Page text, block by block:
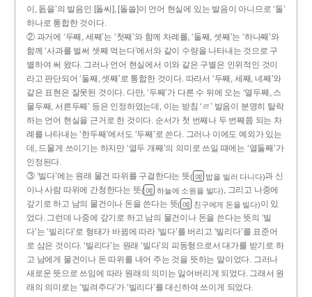
이, 돐을’의 발음인 [돌씨], [돌쓸]이 언어 현실에 있는 발음이 아니므로 ‘돌’
하나로 통합한 것이다.
② 과거에 ‘두째, 세째’는 ‘첫째’와 함께 차례를, ‘둘째, 셋째’는 ‘하나째’와
함께 ‘사과를 벌써 셋째 먹는다’에서와 같이 수량을 나타내는 것으로 구
별하여 써 왔다. 그러나 언어 현실에서 이와 같은 구별은 인위적인 것이
라고 판단되어 ‘둘째, 셋째’로 통합한 것이다. 따라서 ‘두째, 세째, 네째’와
같은 표현은 잘못된 것이다. 다만, ‘두째’가 다른 수 뒤에 오는 ‘열두째, 스
물두째, 서른두째’ 등은 인정하였는데, 이는 받침 ‘ㄹ’ 발음이 분명히 탈락
하는 언어 현실을 근거로 한 것이다. 순서가 첫 번째나 두 번째쯤 되는 차
례를 나타내는 ‘한두째’에서도 ‘두째’로 쓴다. 그러나 이에도 예외가 있는
데, 드물게 쓰이기는 하지만 ‘열두 개째’의 의미로 쓰일 때에는 ‘열둘째’가
인정된다.
③ ‘빌다’에는 원래 물건 따위를 구걸한다는 뜻( 예 밥을 빌러 다니다)과 신
이나 사람 따위에 간청한다는 뜻( 예 하늘에 소원을 빌다), 그리고 나중에
갚기로 하고 남의 물건이나 돈을 쓴다는 뜻( 예 친구에게 돈을 빌다)이 있
었다. 그런데 나중에 갚기로 하고 남의 물건이나 돈을 쓴다는 뜻의 ‘빌
다’는 ‘빌리다’로 형태가 바뀜에 따라 ‘빌다’를 버리고 ‘빌리다’를 표준어
로 삼은 것이다. ‘빌리다’는 원래 ‘빌다’의 피동형으로서 대가를 받기로 하
고 남에게 물건이나 돈 따위를 내어 주는 것을 뜻하는 말이었다. 그러나
새로운 뜻으로 쓰임에 따라 원래의 의미는 잃어버리게 되었다. 그래서 원
래의 의미로는 ‘빌려주다’가 ‘빌리다’를 대신하여 쓰이게 되었다.